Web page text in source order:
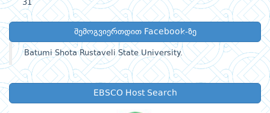
31
შემოგვიერთდით Facebook-ზე
Batumi Shota Rustaveli State University.
EBSCO Host Search